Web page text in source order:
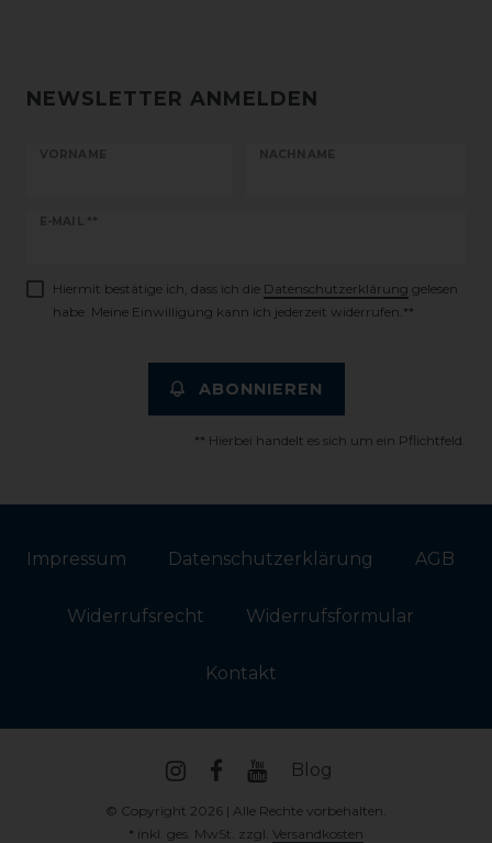
NEWSLETTER ANMELDEN
VORNAME NACHNAME
E-MAIL **
Newsletter
Hiermit bestätige ich, dass ich die Daten­schutz­erklärung gelesen
habe. Meine Einwilligung kann ich jederzeit widerrufen.**
ABONNIEREN
** Hierbei handelt es sich um ein Pflichtfeld.
Impressum Daten­schutz­erklärung AGB
Widerrufs­recht Widerrufs­formular
Kontakt
Blog
© Copyright 2026 | Alle Rechte vorbehalten.
* inkl. ges. MwSt. zzgl. Versandkosten